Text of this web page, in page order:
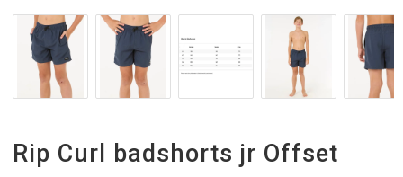
Rip Curl badshorts jr Offset